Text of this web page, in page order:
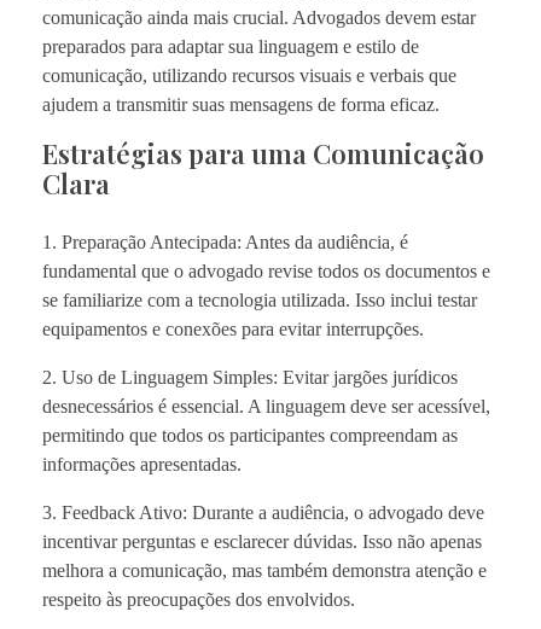
comunicação ainda mais crucial. Advogados devem estar
preparados para adaptar sua linguagem e estilo de
comunicação, utilizando recursos visuais e verbais que
ajudem a transmitir suas mensagens de forma eficaz.
Estratégias para uma Comunicação
Clara
1. Preparação Antecipada: Antes da audiência, é
fundamental que o advogado revise todos os documentos e
se familiarize com a tecnologia utilizada. Isso inclui testar
equipamentos e conexões para evitar interrupções.
2. Uso de Linguagem Simples: Evitar jargões jurídicos
desnecessários é essencial. A linguagem deve ser acessível,
permitindo que todos os participantes compreendam as
informações apresentadas.
3. Feedback Ativo: Durante a audiência, o advogado deve
incentivar perguntas e esclarecer dúvidas. Isso não apenas
melhora a comunicação, mas também demonstra atenção e
respeito às preocupações dos envolvidos.